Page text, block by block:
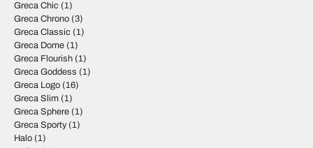
Greca Chic (1)
Greca Chrono (3)
Greca Classic (1)
Greca Dome (1)
Greca Flourish (1)
Greca Goddess (1)
Greca Logo (16)
Greca Slim (1)
Greca Sphere (1)
Greca Sporty(1)
Halo (1)